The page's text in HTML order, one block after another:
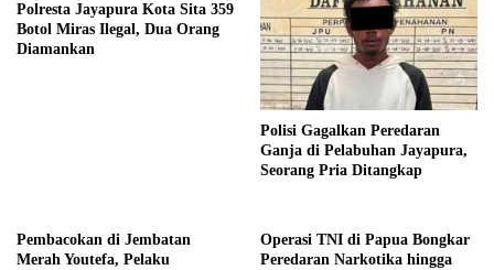
Polresta Jayapura Kota Sita 359
Botol Miras Ilegal, Dua Orang
Diamankan
Polisi Gagalkan Peredaran
Ganja di Pelabuhan Jayapura,
Seorang Pria Ditangkap
Pembacokan di Jembatan
Merah Youtefa, Pelaku
Operasi TNI di Papua Bongkar
Peredaran Narkotika hingga